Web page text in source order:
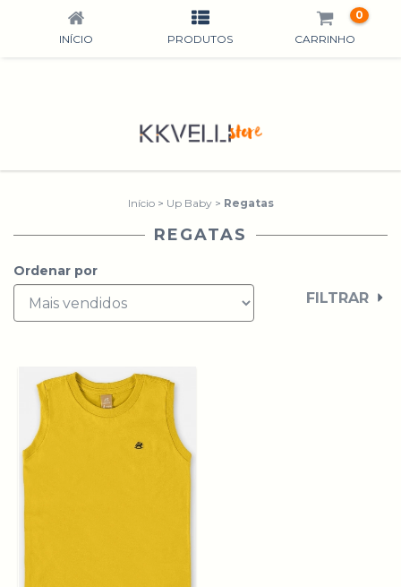
INÍCIO PRODUTOS CARRINHO
0
Início > Up Baby > Regatas
REGATAS
Ordenar por
FILTRAR